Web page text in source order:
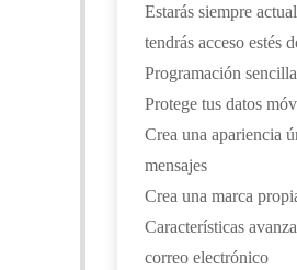
Estarás siempre
tendrás acceso estés
Programación sencilla
Protege tus datos
Crea una apariencia
mensajes
Crea una marca
Características
correo electrónico